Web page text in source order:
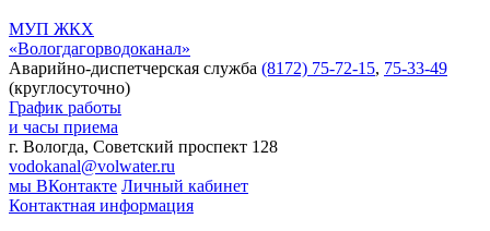
МУП ЖКХ
«Вологдагорводоканал»
Аварийно-диспетчерская служба (8172) 75-72-15, 75-33-49
(круглосуточно)
График работы
и часы приема
г. Вологда, Советский проспект 128
vodokanal@volwater.ru
мы ВКонтакте Личный кабинет
Контактная информация